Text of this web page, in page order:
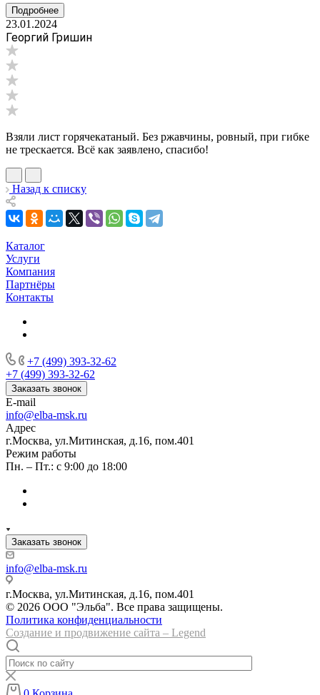
Подробнее
23.01.2024
Георгий Гришин
Взяли лист горячекатаный. Без ржавчины, ровный, при гибке
не трескается. Всё как заявлено, спасибо!
Назад к списку
Каталог
Услуги
Компания
Партнёры
Контакты
+7 (499) 393-32-62
+7 (499) 393-32-62
Заказать звонок
E-mail
info@elba-msk.ru
Адрес
г.Москва, ул.Митинская, д.16, пом.401
Режим работы
Пн. – Пт.: с 9:00 до 18:00
Заказать звонок
info@elba-msk.ru
г.Москва, ул.Митинская, д.16, пом.401
© 2026 ООО "Эльба". Все права защищены.
Политика конфиденциальности
Создание и продвижение сайта – Legend